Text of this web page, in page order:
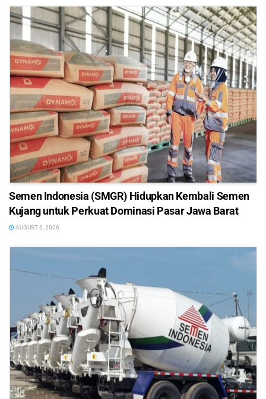
Semen Indonesia (SMGR) Hidupkan Kembali Semen
Kujang untuk Perkuat Dominasi Pasar Jawa Barat
AUGUST 6, 2026